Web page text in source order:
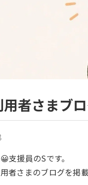
者さまブ
支援員のSです。
者さまのブログを掲